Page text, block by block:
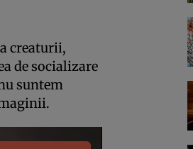
creaturii,
de socializare
suntem